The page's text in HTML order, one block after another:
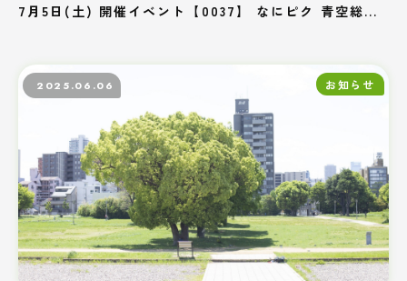
7月5日(土) 開催イベント【0037】 なにピク 青空総...
2025.06.06 お知らせ